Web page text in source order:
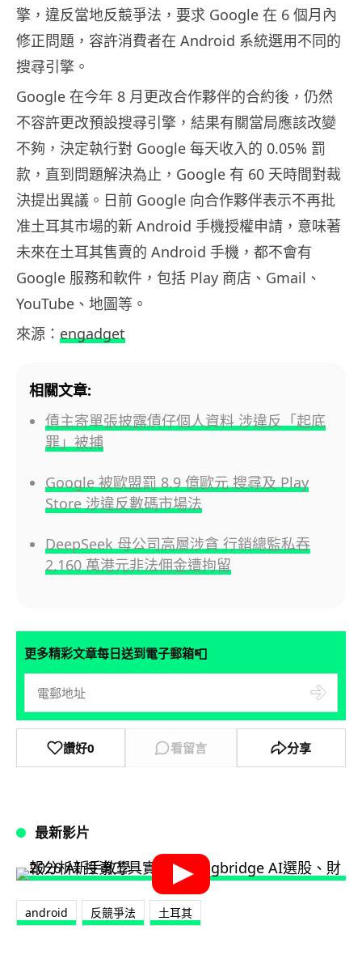
擎，違反當地反競爭法，要求 Google 在 6 個月內
修正問題，容許消費者在 Android 系統選用不同的
搜尋引擎。
Google 在今年 8 月更改合作夥伴的合約後，仍然
不容許更改預設搜尋引擎，結果有關當局應該改變
不夠，決定執行對 Google 每天收入的 0.05% 罰
款，直到問題解決為止，Google 有 60 天時間對裁
決提出異議。日前 Google 向合作夥伴表示不再批
准土耳其市場的新 Android 手機授權申請，意味著
未來在土耳其售賣的 Android 手機，都不會有
Google 服務和軟件，包括 Play 商店、Gmail、
YouTube、地圖等。
來源： engadget
相關文章:
債主寄單張披露債仔個人資料 涉違反「起底
罪」被捕
Google 被歐盟罰 8.9 億歐元 搜尋及 Play
Store 涉違反數碼市場法
DeepSeek 母公司高層涉貪 行銷總監私吞
2,160 萬港元非法佣金遭拘留
更多精彩文章每日送到電子郵箱📮
讚好0 看留言 分享
最新影片
android 反競爭法 土耳其